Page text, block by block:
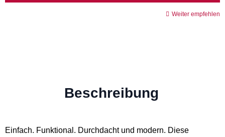
Weiter empfehlen
Beschreibung
Einfach. Funktional. Durchdacht und modern. Diese